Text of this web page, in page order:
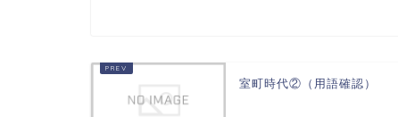
室町時代②（用語確認）